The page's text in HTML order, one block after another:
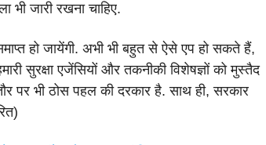
जारी रखना चाहिए.
हो जायेंगी. अभी भी बहुत से ऐसे एप हो सकते हैं,
सुरक्षा एजेंसियों और तकनीकी विशेषज्ञों को मुस्तैद
पर भी ठोस पहल की दरकार है. साथ ही, सरकार